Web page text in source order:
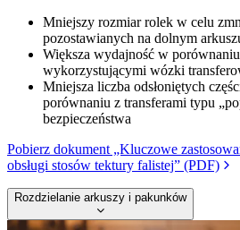
Mniejszy rozmiar rolek w celu
pozostawianych na dolnym
Większa wydajność w
wykorzystującymi wózki
Mniejsza liczba odsłoniętych
porównaniu z transferami typu
bezpieczeństwa
Pobierz dokument „Kluczowe
obsługi stosów tektury falistej” (PDF)
Rozdzielanie arkuszy i pakunków